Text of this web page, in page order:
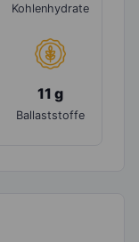
Kohlenhydrate
11 g
Ballaststoffe